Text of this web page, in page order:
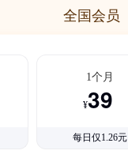
全国会员
1个月
¥39
每日仅1.26元